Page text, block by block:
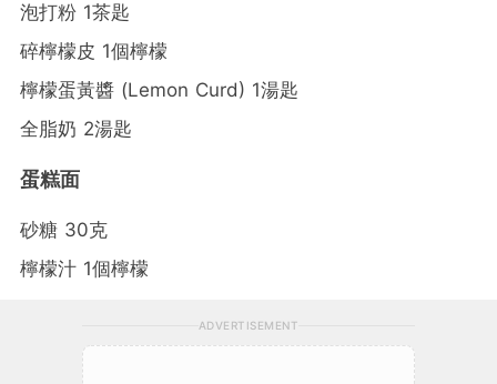
泡打粉 1茶匙
碎檸檬皮 1個檸檬
檸檬蛋黃醬 (Lemon Curd) 1湯匙
全脂奶 2湯匙
蛋糕面
砂糖 30克
檸檬汁 1個檸檬
ADVERTISEMENT